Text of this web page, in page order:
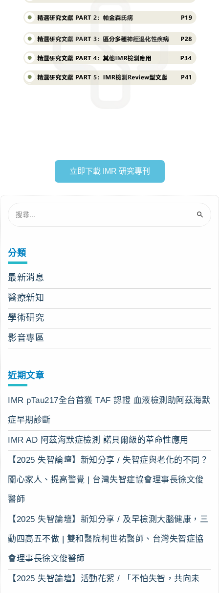
分類
最新消息
醫療新知
學術研究
影音專區
近期文章
IMR pTau217全台首獲 TAF 認證 血液檢測助阿茲海默
症早期診斷
IMR AD 阿茲海默症檢測 諾貝爾級的革命性應用
【2025 失智論壇】新知分享 / 失智症與老化的不同？
關心家人、提高警覺 | 台灣失智症協會理事長徐文俊
醫師
【2025 失智論壇】新知分享 / 及早檢測大腦健康，三
動四高五不做 | 雙和醫院柯世祐醫師、台灣失智症協
會理事長徐文俊醫師
【2025 失智論壇】活動花絮 / 「不怕失智，共向未
立即下載 IMR 研究專刊